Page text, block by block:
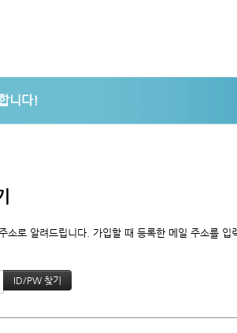
소로 알려드립니다. 가입할 때 등록한 메일 주소를